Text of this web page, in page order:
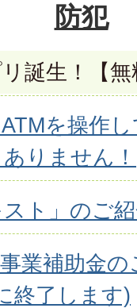
防犯
誕生！【無
を操作
りません！
スト」のご
業補助金
終了します)